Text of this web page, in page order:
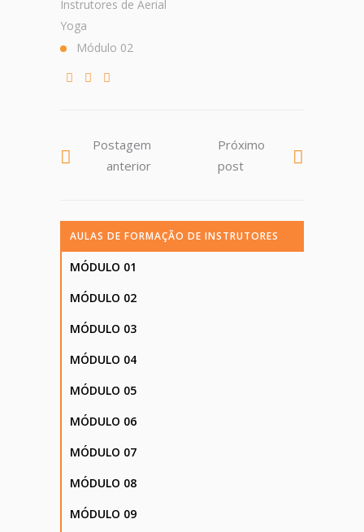
Instrutores de Aerial
Yoga
Módulo 02
Postagem
anterior
Próximo
post
AULAS DE FORMAÇÃO DE INSTRUTORES
MÓDULO 01
MÓDULO 02
MÓDULO 03
MÓDULO 04
MÓDULO 05
MÓDULO 06
MÓDULO 07
MÓDULO 08
MÓDULO 09